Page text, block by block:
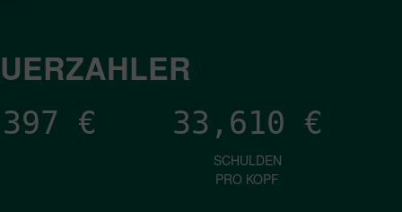
€ 33,610 €
SCHULDEN
PRO KOPF